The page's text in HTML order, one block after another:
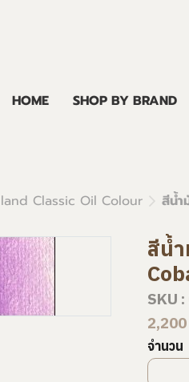
HOME SHOP BY BRAND
Classic Oil Colour สีน้ำ
สีน้
SKU
2,200
จำนวน